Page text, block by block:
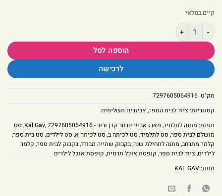
קיים במלאי
כמות של מארז אביזרים חד קרן ורוד - Kal Gav
הוספה לסל
לרכישה
מק"ט:7297605064916
קטגוריות: ציוד לבית הספר, אביזרים משלימים
תגיות: מתנה לתלמיד, מארז אביזרים חד קרן ורוד - Kal Gav ,7297605064916
, סט
מושלם לבית ספר, סט לתלמיד, סט לכיתה ב, סט לכיתה א, סט לילדים, סט בית ספר,
קלמר מתרחב, מתנה לתחילת שנה,בקבוק שתייה מבודד,בקבוק לבית ספר, קלמר
לילדים, ציוד לבית ספר, קופסת אוכל תרמית, קופסת אוכל לילדים
מותג:KAL GAV